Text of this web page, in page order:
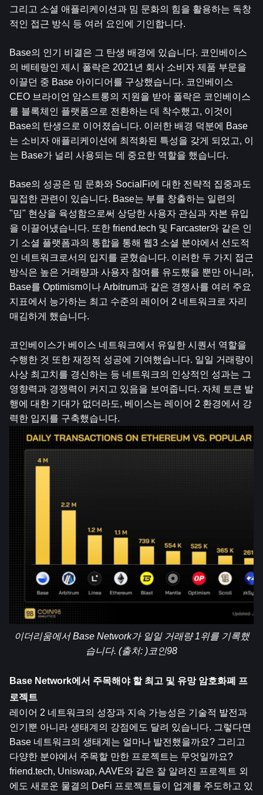
그리고 소셜 애플리케이션과 밈 문화의 힘을 활용하는 독창
적인 접근 방식 등 여러 요인에 기인합니다.
Base의 인기 비결은 그 탄생 배경에 있습니다. 코인베이스
의 베테랑인 제시 폴락은 2021년 회사 소비자 제품 부문을
이끌던 중 Base 아이디어를 구상했습니다. 코인베이스
CEO 브라이언 암스트롱의 지원을 받아 폴락은 코인베이스
를 블록체인 플랫폼으로 전환하는 데 착수했고, 이것이
Base의 탄생으로 이어졌습니다. 이러한 배경 덕분에 Base
는 소비자 애플리케이션에 최적화된 특성을 갖게 되었고, 이
는 Base가 널리 사용되는 데 중요한 역할을 했습니다.
Base의 성공은 밈 문화와 SocialFi에 대한 전략적 집중과도
밀접한 관련이 있습니다. Base는 부를 창출하는 일련의
"밈" 현상을 육성함으로써 상당한 사용자 관심과 자본 유입
을 이끌어냈습니다. 또한 friend.tech 및 Farcaster와 같은 인
기 소셜 플랫폼과의 통합을 통해 웹3 소셜 분야에서 선도적
인 네트워크로서의 입지를 굳혔습니다. 이러한 두 가지 접근
방식은 높은 거래량과 사용자 참여를 유도했을 뿐만 아니라,
Base를 Optimism이나 Arbitrum과 같은 경쟁사를 여러 주요
지표에서 능가하는 최고 수준의 레이어 2 네트워크로 자리
매김하게 했습니다.
코인베이스가 베이스 네트워크에서 유일한 시퀀서 역할을
수행한 것 또한 재정적 성공에 기여했습니다. 일일 거래량이
사상 최고치를 경신하는 등 네트워크의 인상적인 성과는 그
영향력과 경쟁력이 커지고 있음을 보여줍니다. 자체 토큰 발
행에 대한 기대가 없더라도, 베이스는 레이어 2 환경에서 강
력한 입지를 구축했습니다.
이더리움에서 Base Network가 일일 거래량 1위를 기록했
습니다. (출처: ) 코인98
Base Network에서 주목해야 할 최고 및 유망 암호화폐 프
로젝트
레이어 2 네트워크의 성장과 지속 가능성은 기술적 발전과
인기뿐 아니라 생태계의 강점에도 달려 있습니다. 그렇다면
Base 네트워크의 생태계는 얼마나 발전했을까요? 그리고
다양한 분야에서 주목할 만한 프로젝트는 무엇일까요?
friend.tech, Uniswap, AAVE와 같은 잘 알려진 프로젝트 외
에도 새로운 물결의 DeFi 프로젝트들이 업계를 주도하고 있